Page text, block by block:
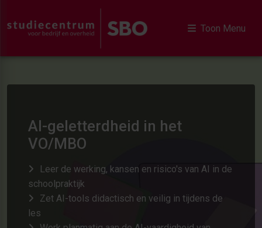
Toon Menu
AI-geletterdheid in het
VO/MBO
Leer de werking, kansen en risico's van AI in de
schoolpraktijk
Zet AI-tools didactisch en veilig in tijdens de
les